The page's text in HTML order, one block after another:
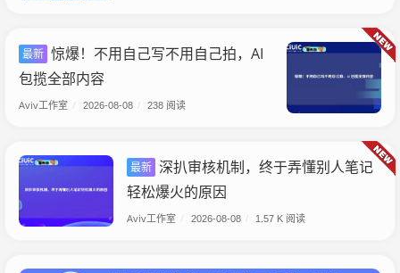
最新 惊爆！不用自己写不用自己拍，AI
包揽全部内容
Aviv工作室 2026-08-08 238 阅读
最新 深扒审核机制，终于弄懂别人笔记
轻松爆火的原因
Aviv工作室 2026-08-08 1.57 K 阅读